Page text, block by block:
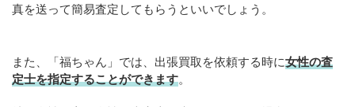
真を送って簡易査定してもらうといいでしょう。
また、「福ちゃん」では、出張買取を依頼する時に女性の査
定士を指定することができます。